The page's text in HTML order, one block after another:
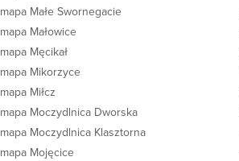
mapa Małe Swornegacie
mapa Małowice
mapa Męcikał
mapa Mikorzyce
mapa Miłcz
mapa Moczydlnica Dworska
mapa Moczydlnica Klasztorna
mapa Mojęcice